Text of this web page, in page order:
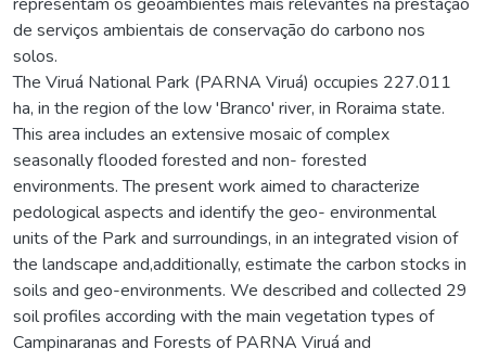
de serviços ambientais de conservação do carbono nos
solos.
The Viruá National Park (PARNA Viruá) occupies 227.011
ha, in the region of the low 'Branco' river, in Roraima state.
This area includes an extensive mosaic of complex
seasonally flooded forested and non- forested
environments. The present work aimed to characterize
pedological aspects and identify the geo- environmental
units of the Park and surroundings, in an integrated vision of
the landscape and,additionally, estimate the carbon stocks in
soils and geo-environments. We described and collected 29
soil profiles according with the main vegetation types of
Campinaranas and Forests of PARNA Viruá and